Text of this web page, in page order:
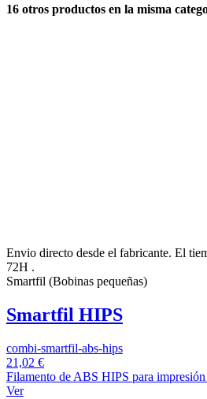
16 otros productos en la misma
Envio directo desde el fabricante. El
72H .
Smartfil (Bobinas pequeñas)
Smartfil HIPS
combi-smartfil-abs-hips
21,02 €
Filamento de ABS HIPS para
Ver